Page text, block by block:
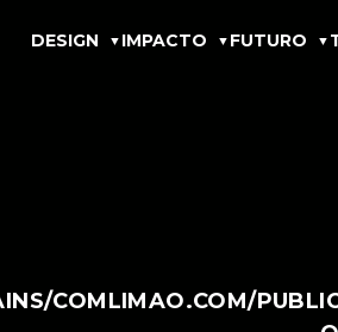
DESIGN IMPACTO FUTURO
COMLIMAO.COM/